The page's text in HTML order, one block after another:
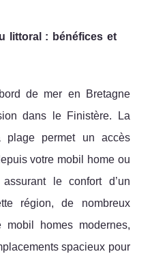
littoral : bénéfices et
de mer en Bretagne
dans le Finistère. La
plage permet un accès
votre mobil home ou
le confort d’un
région, de nombreux
mobil homes modernes,
spacieux pour